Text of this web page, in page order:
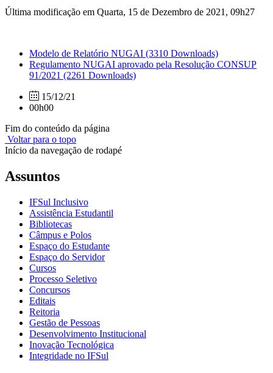
Última modificação em Quarta, 15 de Dezembro de 2021, 09h27
Modelo de Relatório NUGAI (3310 Downloads)
Regulamento NUGAI aprovado pela Resolução CONSUP
91/2021 (2261 Downloads)
15/12/21
00h00
Fim do conteúdo da página
Voltar para o topo
Início da navegação de rodapé
Assuntos
IFSul Inclusivo
Assistência Estudantil
Bibliotecas
Câmpus e Polos
Espaço do Estudante
Espaço do Servidor
Cursos
Processo Seletivo
Concursos
Editais
Reitoria
Gestão de Pessoas
Desenvolvimento Institucional
Inovação Tecnológica
Integridade no IFSul